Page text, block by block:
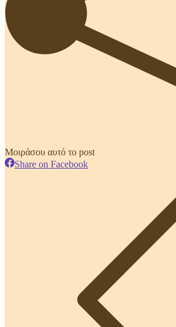
Μοιράσου αυτό το post
Share on FacebookShare